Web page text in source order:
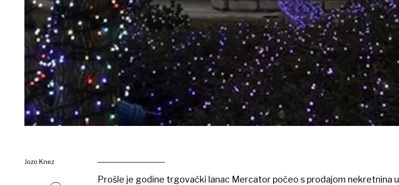
Jozo Knez
Prošle je godine trgovački lanac Mercator počeo s prodajom nekretnina u